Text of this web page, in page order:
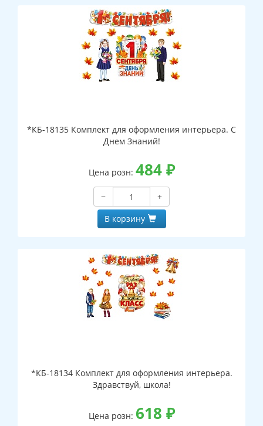
*КБ-18135 Комплект для оформления интерьера. С
Днем Знаний!
Цена розн: 484₽
−
+
В корзину
*КБ-18134 Комплект для оформления интерьера.
Здравствуй, школа!
Цена розн: 618 ₽